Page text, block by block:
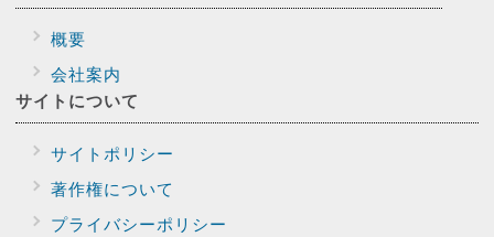
概要
会社案内
サイトについて
サイトポリシー
著作権について
プライバシーポリシー